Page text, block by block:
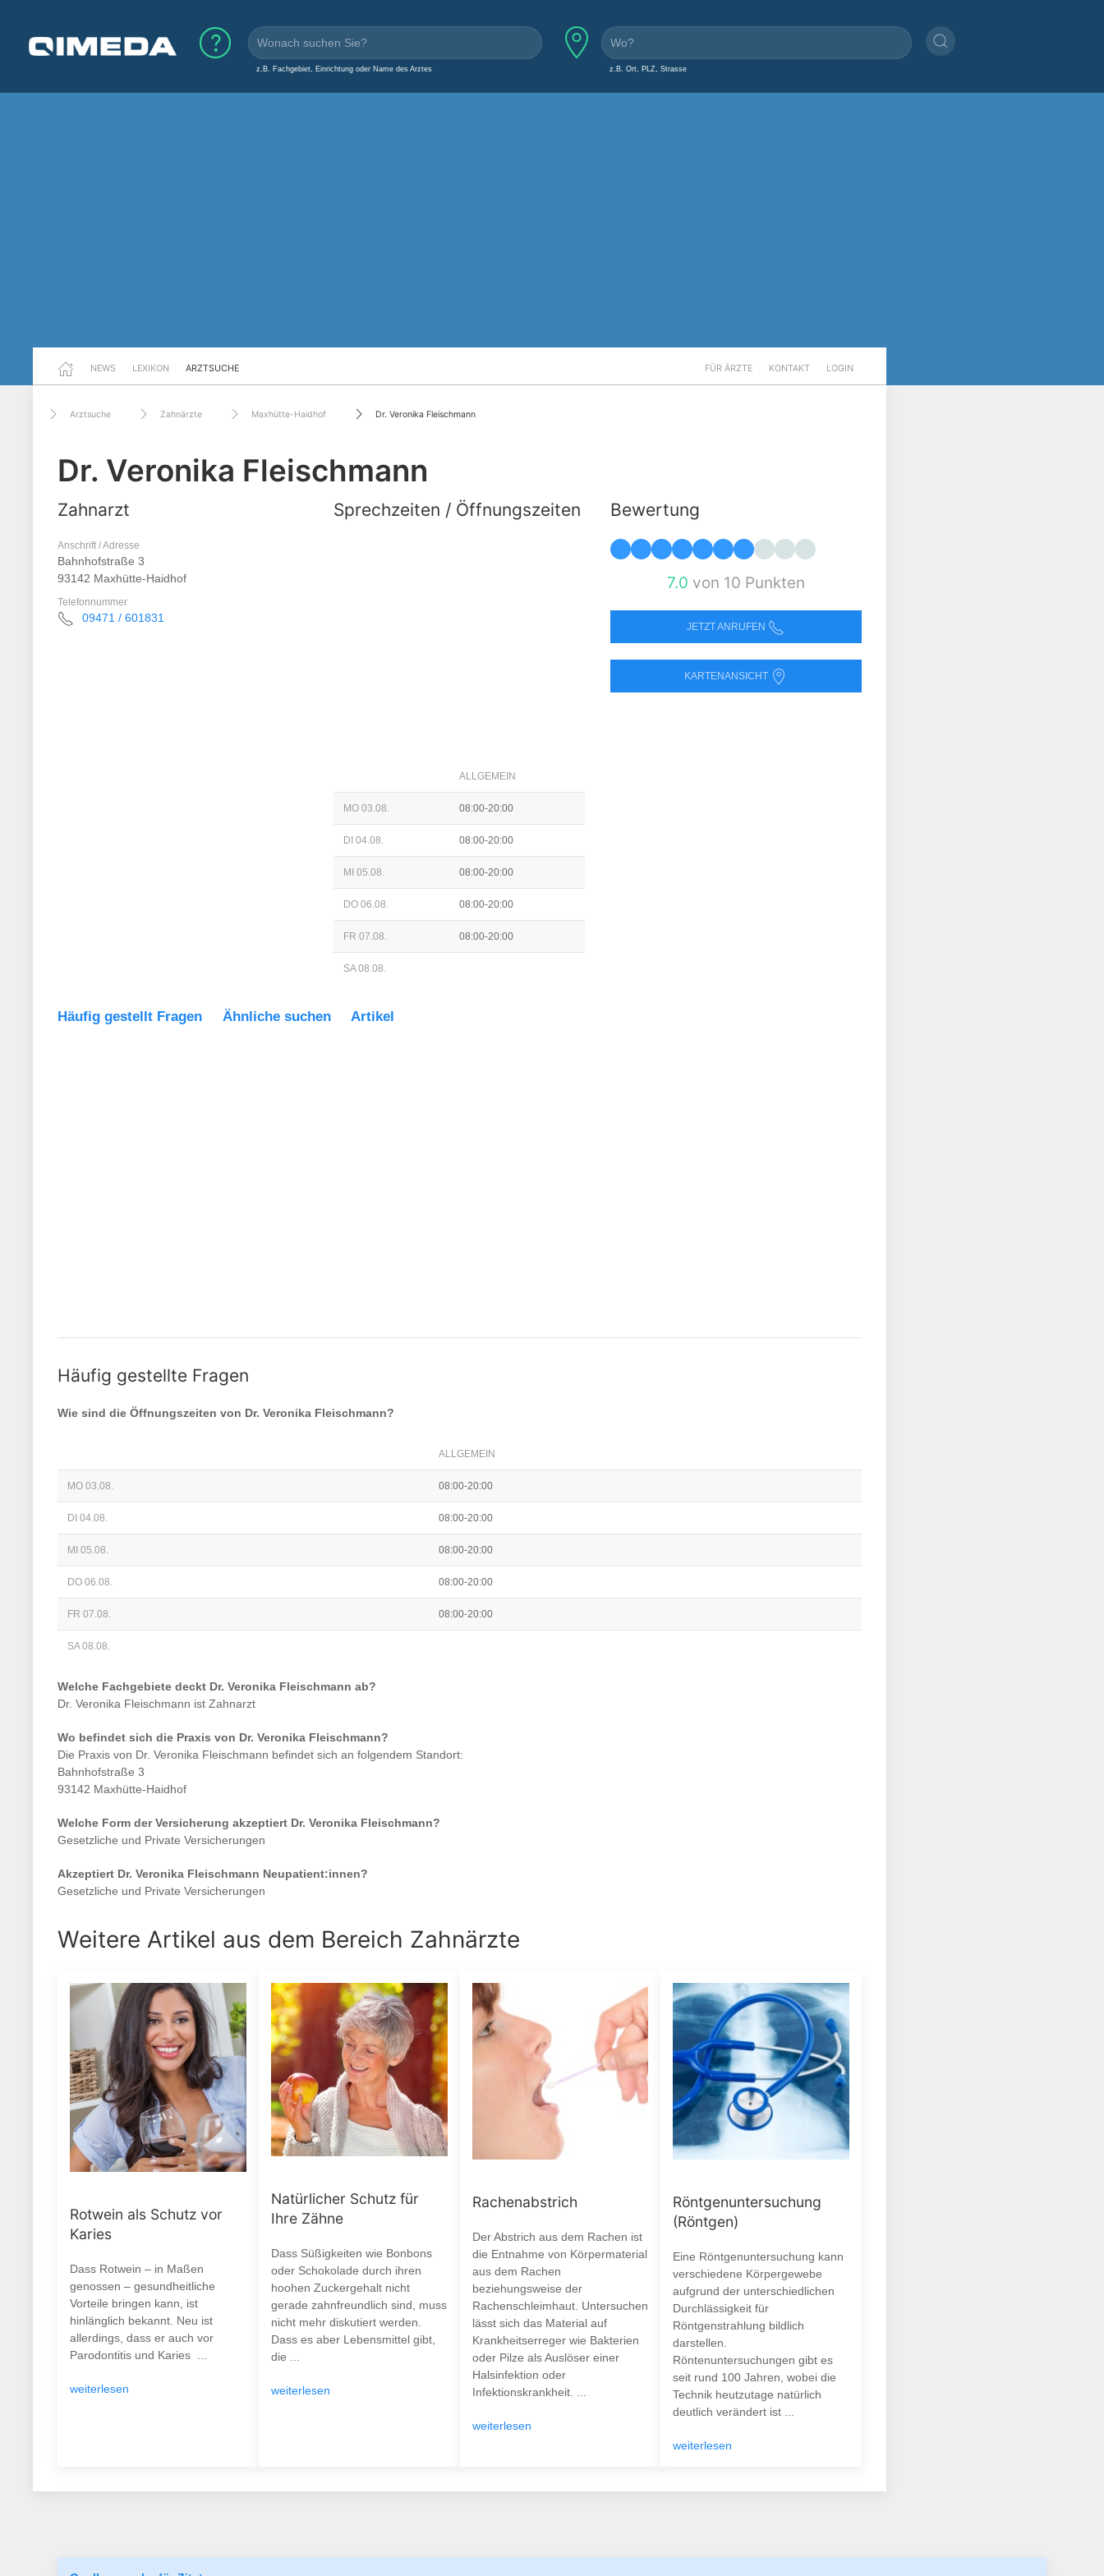
z.B. Fachgebiet, Einrichtung oder Name des Arztes z.B. Ort, PLZ, Strasse
NEWS LEXIKON ARZTSUCHE FÜR ÄRZTE KONTAKT LOGIN
Arztsuche Zahnärzte Maxhütte-Haidhof Dr. Veronika Fleischmann
Dr. Veronika Fleischmann
Zahnarzt
Anschrift / Adresse
Bahnhofstraße 3
93142 Maxhütte-Haidhof
Telefonnummer
09471 / 601831
Sprechzeiten / Öffnungszeiten
ALLGEMEIN
MO 03.08. 08:00-20:00
DI 04.08. 08:00-20:00
MI 05.08. 08:00-20:00
DO 06.08. 08:00-20:00
FR 07.08. 08:00-20:00
SA 08.08.
Bewertung
7.0 von 10 Punkten
JETZT ANRUFEN
KARTENANSICHT
Häufig gestellt Fragen Ähnliche suchen Artikel
Häufig gestellte Fragen
Wie sind die Öffnungszeiten von Dr. Veronika Fleischmann?
ALLGEMEIN
MO 03.08. 08:00-20:00
DI 04.08. 08:00-20:00
MI 05.08. 08:00-20:00
DO 06.08. 08:00-20:00
FR 07.08. 08:00-20:00
SA 08.08.
Welche Fachgebiete deckt Dr. Veronika Fleischmann ab?
Dr. Veronika Fleischmann ist Zahnarzt
Wo befindet sich die Praxis von Dr. Veronika Fleischmann?
Die Praxis von Dr. Veronika Fleischmann befindet sich an folgendem Standort:
Bahnhofstraße 3
93142 Maxhütte-Haidhof
Welche Form der Versicherung akzeptiert Dr. Veronika Fleischmann?
Gesetzliche und Private Versicherungen
Akzeptiert Dr. Veronika Fleischmann Neupatient:innen?
Gesetzliche und Private Versicherungen
Weitere Artikel aus dem Bereich Zahnärzte
Rotwein als Schutz vor
Karies
Dass Rotwein – in Maßen
genossen – gesundheitliche
Vorteile bringen kann, ist
hinlänglich bekannt. Neu ist
allerdings, dass er auch vor
Parodontitis und Karies ...
weiterlesen
Natürlicher Schutz für
Ihre Zähne
Dass Süßigkeiten wie Bonbons
oder Schokolade durch ihren
hoohen Zuckergehalt nicht
gerade zahnfreundlich sind, muss
nicht mehr diskutiert werden.
Dass es aber Lebensmittel gibt,
die ...
weiterlesen
Rachenabstrich
Der Abstrich aus dem Rachen ist
die Entnahme von Körpermaterial
aus dem Rachen
beziehungsweise der
Rachenschleimhaut. Untersuchen
lässt sich das Material auf
Krankheitserreger wie Bakterien
oder Pilze als Auslöser einer
Halsinfektion oder
Infektionskrankheit. ...
weiterlesen
Röntgenuntersuchung
(Röntgen)
Eine Röntgenuntersuchung kann
verschiedene Körpergewebe
aufgrund der unterschiedlichen
Durchlässigkeit für
Röntgenstrahlung bildlich
darstellen.
Röntenuntersuchungen gibt es
seit rund 100 Jahren, wobei die
Technik heutzutage natürlich
deutlich verändert ist ...
weiterlesen